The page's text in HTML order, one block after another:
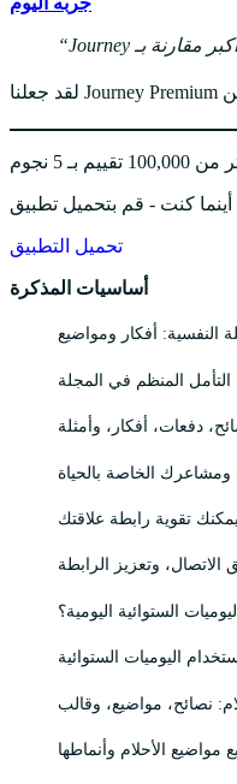
تقييم بـ 5 نجوم
تحميل التطبيق
أساسيات المذكرة
النفسية: أفكار ومواضيع
دفعات، أفكار، وأمثلة
تقوية رابطة علاقتك
الستوائية اليومية؟
نصائح، مواضيع، وقالب